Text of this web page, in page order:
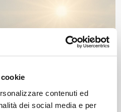
contenuti ed
dei social media e per